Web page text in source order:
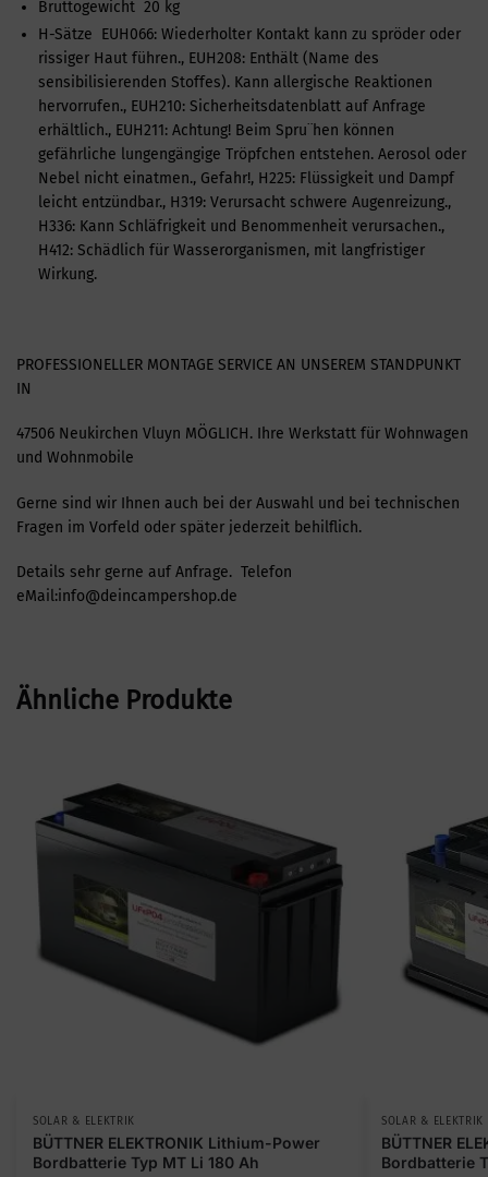
Bruttogewicht 20 kg
H-Sätze EUH066: Wiederholter Kontakt kann zu spröder oder
rissiger Haut führen., EUH208: Enthält (Name des
sensibilisierenden Stoffes). Kann allergische Reaktionen
hervorrufen., EUH210: Sicherheitsdatenblatt auf Anfrage
erhältlich., EUH211: Achtung! Beim Spru¨hen können
gefährliche lungengängige Tröpfchen entstehen. Aerosol oder
Nebel nicht einatmen., Gefahr!, H225: Flüssigkeit und Dampf
leicht entzündbar., H319: Verursacht schwere Augenreizung.,
H336: Kann Schläfrigkeit und Benommenheit verursachen.,
H412: Schädlich für Wasserorganismen, mit langfristiger
Wirkung.
PROFESSIONELLER MONTAGE SERVICE AN UNSEREM STANDPUNKT
IN
47506 Neukirchen Vluyn MÖGLICH. Ihre Werkstatt für Wohnwagen
und Wohnmobile
Gerne sind wir Ihnen auch bei der Auswahl und bei technischen
Fragen im Vorfeld oder später jederzeit behilflich.
Details sehr gerne auf Anfrage. Telefon
eMail:info@deincampershop.de
Ähnliche Produkte
SOLAR & ELEKTRIK
BÜTTNER ELEKTRONIK Lithium-Power
Bordbatterie Typ MT Li 180 Ah
SOLAR & ELEKTRIK
BÜTTNER
Bordbatterie